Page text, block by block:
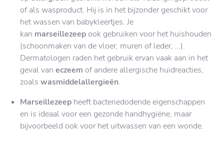
of als wasproduct. Hij is in het bijzonder geschikt voor
het wassen van babykleertjes. Je
kan marseillezeep ook gebruiken voor het huishouden
(schoonmaken van de vloer, muren of leder, …).
Dermatologen raden het gebruik ervan vaak aan in het
geval van eczeem of andere allergische huidreacties,
zoals wasmiddelallergieën.
Marseillezeep heeft bacteriedodende eigenschappen
en is ideaal voor een gezonde handhygiëne, maar
bijvoorbeeld ook voor het uitwassen van een wonde.